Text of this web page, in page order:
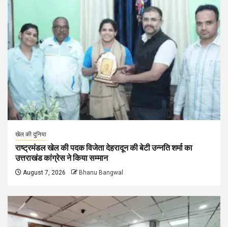
खेल की दुनिया
राष्ट्रमंडल खेल की पदक विजेता देहरादून की बेटी उन्नति शर्मा का
उत्तराखंड कांग्रेस ने किया सम्मान
August 7, 2026 Bhanu Bangwal